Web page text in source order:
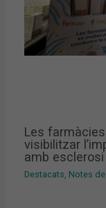
Les
visibilitzar
amb
Destacats, Notes